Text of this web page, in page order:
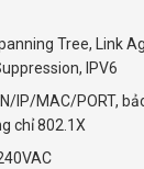
Tree, Link
IPV6
IP/MAC/PORT,
chỉ 802.1X